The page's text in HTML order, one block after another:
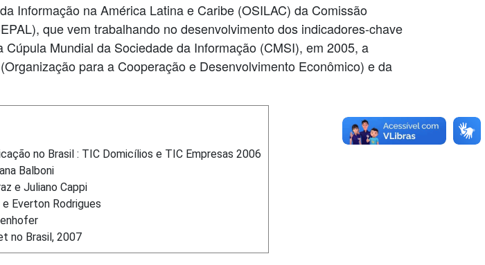
Informação na América Latina e Caribe (OSILAC) da Comissão
que vem trabalhando no desenvolvimento dos indicadores-chave
Mundial da Sociedade da Informação (CMSI), em 2005, a
para a Cooperação e Desenvolvimento Econômico) e da
no Brasil : TIC Domicílios e TIC Empresas 2006
Balboni
e Juliano Cappi
e Everton Rodrigues
no Brasil, 2007